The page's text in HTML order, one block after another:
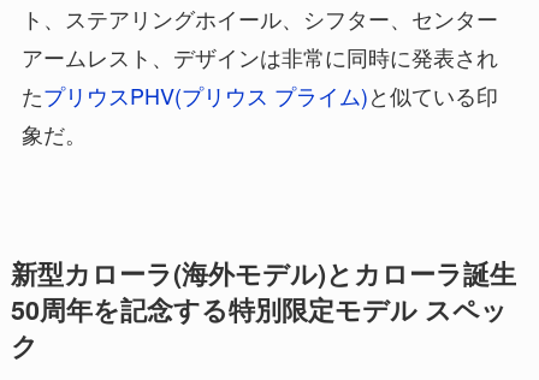
ト、ステアリングホイール、シフター、センター
アームレスト、デザインは非常に同時に発表され
たプリウスPHV(プリウス プライム)と似ている印
象だ。
新型カローラ(海外モデル)とカローラ誕生
50周年を記念する特別限定モデル スペッ
ク